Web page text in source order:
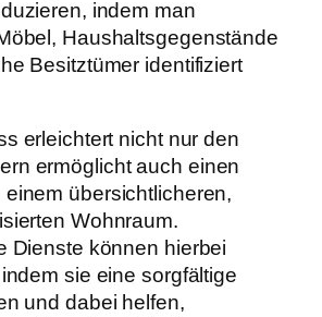
indem man
Haushaltsgegenstände
Besitztümer identifiziert
erleichtert nicht nur den
ermöglicht auch einen
übersichtlicheren,
Wohnraum.
Dienste können hierbei
sie eine sorgfältige
und dabei helfen,